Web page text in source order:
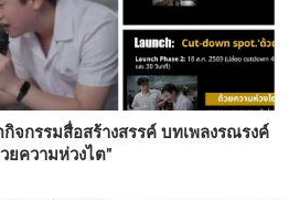
จกรรมสื่อสร้างสรรค์ บทเพลงรณรงค์
ยความห่วงไต”